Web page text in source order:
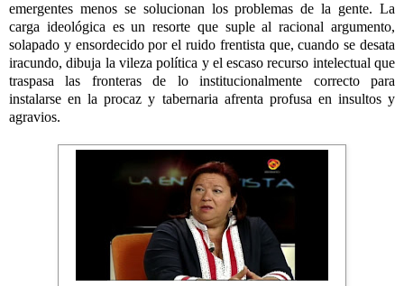
emergentes menos se solucionan los problemas de la gente. La
carga ideológica es un resorte que suple al racional argumento,
solapado y ensordecido por el ruido frentista que, cuando se desata
iracundo, dibuja la vileza política y el escaso recurso intelectual que
traspasa las fronteras de lo institucionalmente correcto para
instalarse en la procaz y tabernaria afrenta profusa en insultos y
agravios.